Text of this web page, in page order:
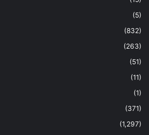
(5)
(832)
(263)
(51)
(11)
(1)
(371)
(1,297)